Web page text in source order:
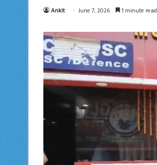
Ankit June 7, 2026 1 minute read